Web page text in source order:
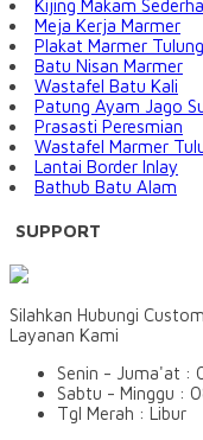
Kijing Makam
Meja Kerja Marmer
Plakat Marmer
Batu Nisan Marmer
Wastafel Batu Kali
Patung Ayam Jago
Prasasti Peresmian
Wastafel Marmer
Lantai Border Inlay
Bathub Batu Alam
SUPPORT
Silahkan Hubungi
Layanan Kami
Senin - Juma'at :
Sabtu - Minggu :
Tgl Merah : Libur